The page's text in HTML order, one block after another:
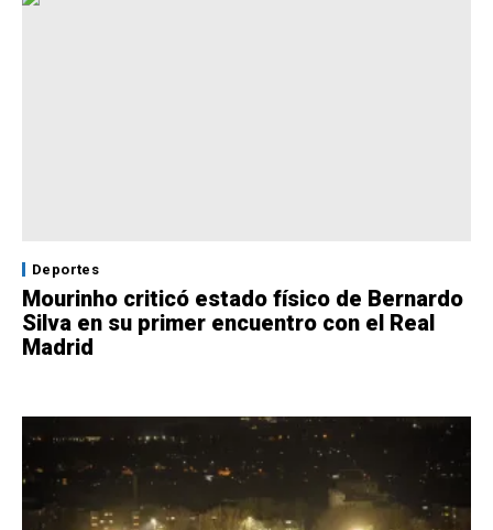
Deportes
Mourinho criticó estado físico de Bernardo
Silva en su primer encuentro con el Real
Madrid